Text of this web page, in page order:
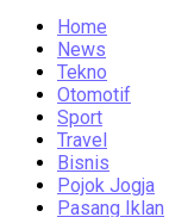
Home
News
Tekno
Otomotif
Sport
Travel
Bisnis
Pojok Jogja
Pasang Iklan